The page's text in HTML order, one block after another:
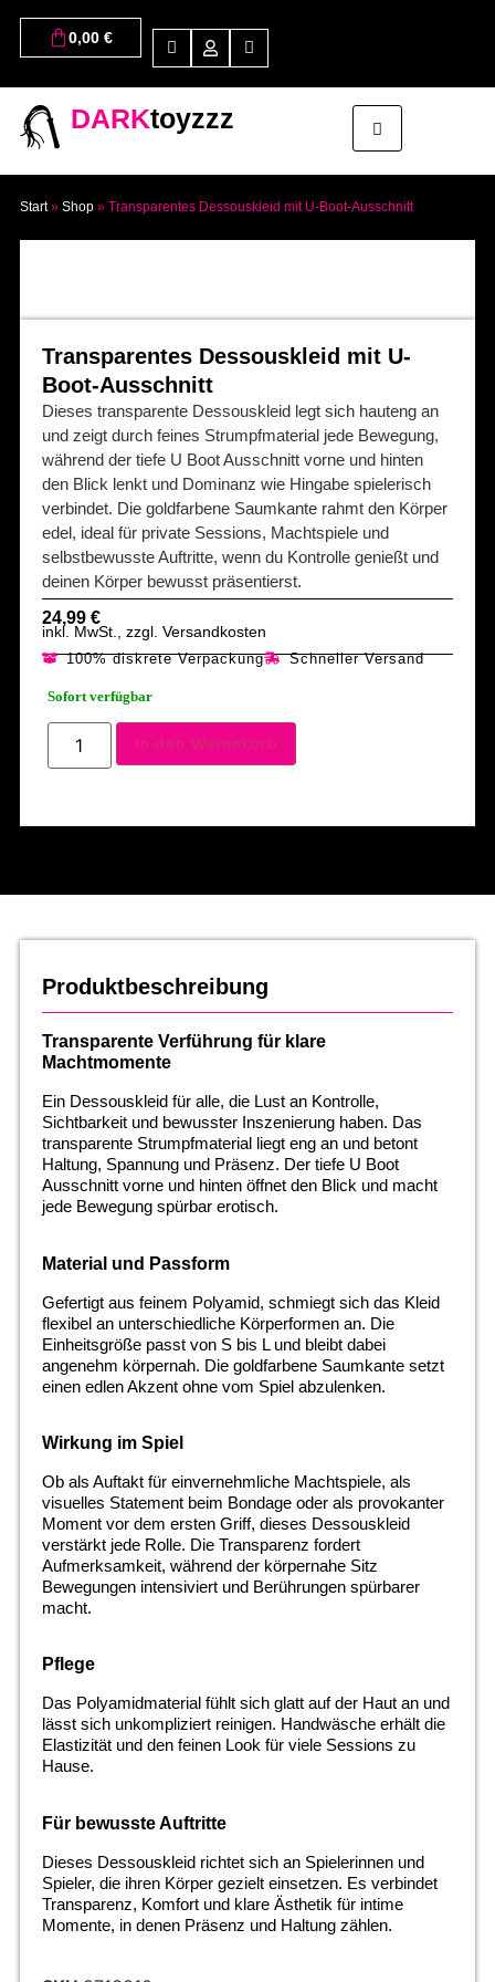
0,00 €
DARKtoyzzz
Start» Shop» Transparentes Dessouskleid mit U-Boot-Ausschnitt
Transparentes Dessouskleid mit U-
Boot-Ausschnitt
Dieses transparente Dessouskleid legt sich hauteng an
und zeigt durch feines Strumpfmaterial jede Bewegung,
während der tiefe U Boot Ausschnitt vorne und hinten
den Blick lenkt und Dominanz wie Hingabe spielerisch
verbindet. Die goldfarbene Saumkante rahmt den Körper
edel, ideal für private Sessions, Machtspiele und
selbstbewusste Auftritte, wenn du Kontrolle genießt und
deinen Körper bewusst präsentierst.
24,99 €
inkl. MwSt., zzgl. Versandkosten
100% diskrete Verpackung Schneller Versand
Sofort verfügbar
In den Warenkorb
Produktbeschreibung
Transparente Verführung für klare
Machtmomente
Ein Dessouskleid für alle, die Lust an Kontrolle,
Sichtbarkeit und bewusster Inszenierung haben. Das
transparente Strumpfmaterial liegt eng an und betont
Haltung, Spannung und Präsenz. Der tiefe U Boot
Ausschnitt vorne und hinten öffnet den Blick und macht
jede Bewegung spürbar erotisch.
Material und Passform
Gefertigt aus feinem Polyamid, schmiegt sich das Kleid
flexibel an unterschiedliche Körperformen an. Die
Einheitsgröße passt von S bis L und bleibt dabei
angenehm körpernah. Die goldfarbene Saumkante setzt
einen edlen Akzent ohne vom Spiel abzulenken.
Wirkung im Spiel
Ob als Auftakt für einvernehmliche Machtspiele, als
visuelles Statement beim Bondage oder als provokanter
Moment vor dem ersten Griff, dieses Dessouskleid
verstärkt jede Rolle. Die Transparenz fordert
Aufmerksamkeit, während der körpernahe Sitz
Bewegungen intensiviert und Berührungen spürbarer
macht.
Pflege
Das Polyamidmaterial fühlt sich glatt auf der Haut an und
lässt sich unkompliziert reinigen. Handwäsche erhält die
Elastizität und den feinen Look für viele Sessions zu
Hause.
Für bewusste Auftritte
Dieses Dessouskleid richtet sich an Spielerinnen und
Spieler, die ihren Körper gezielt einsetzen. Es verbindet
Transparenz, Komfort und klare Ästhetik für intime
Momente, in denen Präsenz und Haltung zählen.